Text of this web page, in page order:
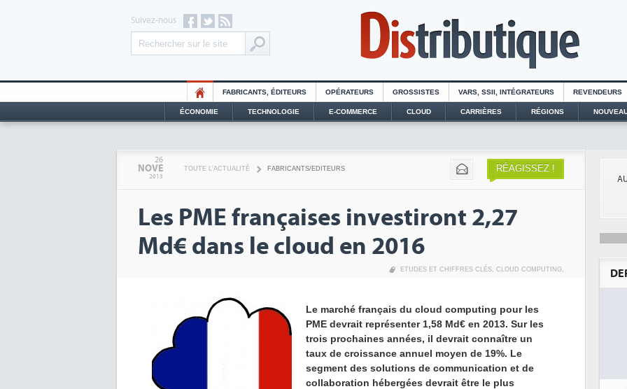
Suivez-nous
FABRICANTS, ÉDITEURS OPÉRATEURS GROSSISTES VARS, SSII, INTÉGRATEURS REVENDEURS
ÉCONOMIE TECHNOLOGIE E-COMMERCE CLOUD CARRIÈRES RÉGIONS
26
NOVE
2013
TOUTE L'ACTUALITÉ FABRICANTS/EDITEURS RÉAGISSEZ !
Les PME françaises investiront 2,27
Md€ dans le cloud en 2016
ETUDES ET CHIFFRES CLÉS, CLOUD COMPUTING,
Le marché français du cloud computing pour les
PME devrait représenter 1,58 Md€ en 2013. Sur les
trois prochaines années, il devrait connaître un
taux de croissance annuel moyen de 19%. Le
segment des solutions de communication et de
collaboration hébergées devrait être le plus